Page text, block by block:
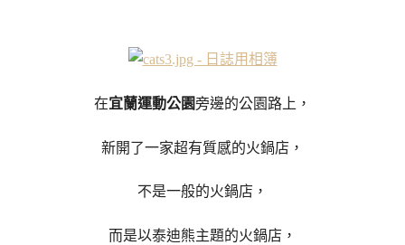
在宜蘭運動公園旁邊的公園路上，
新開了一家超有質感的火鍋店，
不是一般的火鍋店，
而是以泰迪熊主題的火鍋店，